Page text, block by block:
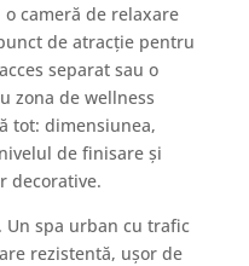
cameră de relaxare
de atracție pentru
separat sau o
zona de wellness
tot: dimensiunea,
de finisare și
decorative.
Un spa urban cu trafic
rezistentă, ușor de